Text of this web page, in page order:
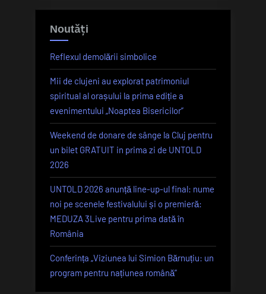
Noutăți
Reflexul demolării simbolice
Mii de clujeni au explorat patrimoniul
spiritual al orașului la prima ediție a
evenimentului „Noaptea Bisericilor”
Weekend de donare de sânge la Cluj pentru
un bilet GRATUIT in prima zi de UNTOLD
2026
UNTOLD 2026 anunță line-up-ul final: nume
noi pe scenele festivalului și o premieră:
MEDUZA 3Live pentru prima dată în
România
Conferința „Viziunea lui Simion Bărnuțiu: un
program pentru națiunea română”